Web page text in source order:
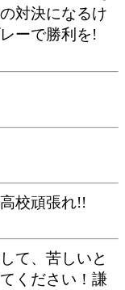
対決になるけ
ーで勝利を!
校頑張れ!!
て、苦しいと
ください！謙